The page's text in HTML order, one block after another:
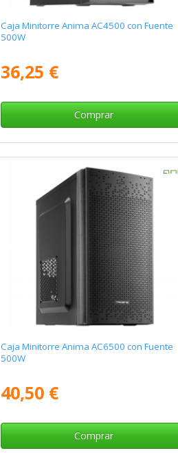
Caja Minitorre Anima AC4500 con Fuente
500W
36,25 €
Comprar
Caja Minitorre Anima AC6500 con Fuente
500W
40,50 €
Comprar